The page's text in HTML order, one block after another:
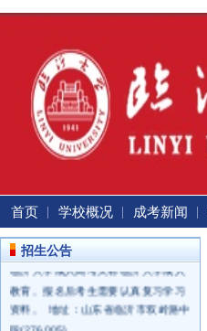
首页 学校概况 成考新闻
招生公告
临沂大学成人高考又称临沂大学成人
教育。报名后考生需要认真复习学习
资料。 地址：山东省临沂市双岭路中
段(276005)